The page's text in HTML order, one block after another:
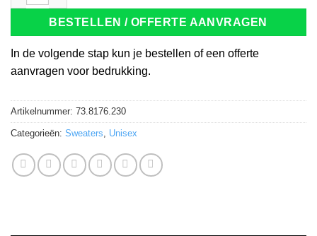
BESTELLEN / OFFERTE AANVRAGEN
In de volgende stap kun je bestellen of een offerte
aanvragen voor bedrukking.
Artikelnummer: 73.8176.230
Categorieën: Sweaters, Unisex